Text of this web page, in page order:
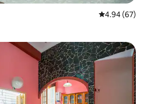
平均评分 4.94
4.94 (67)